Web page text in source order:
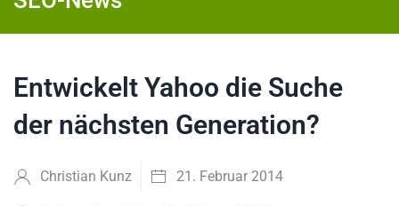
Entwickelt Yahoo die Suche
der nächsten Generation?
Christian Kunz 21. Februar 2014